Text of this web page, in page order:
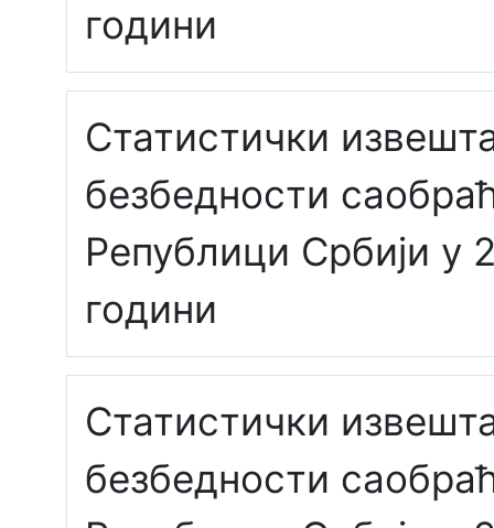
години
Статистички
безбедности
Републици Србији у
години
Статистички
безбедности